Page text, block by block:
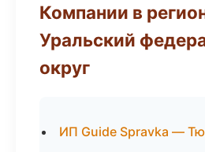
Компании в
Уральский
округ
ИП Guide Spravka —